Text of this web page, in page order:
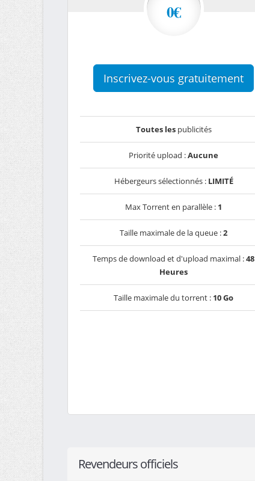
0€
Inscrivez-vous gratuitement
Toutes lespublicités
Priorité upload :Aucune
Hébergeurs sélectionnés : LIMITÉ
Max Torrent en parallèle : 1
Taille maximale de la queue :2
Temps de download et d'upload maximal :48
Heures
Taille maximale du torrent : 10 Go
Revendeurs officiels